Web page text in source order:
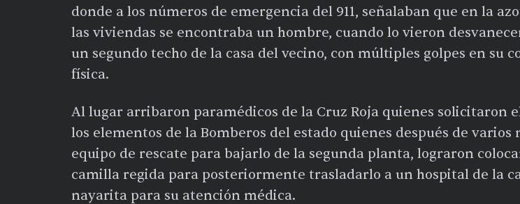
donde a los números de emergencia del 911, señalaban que en la
las viviendas se encontraba un hombre, cuando lo vieron
un segundo techo de la casa del vecino, con múltiples golpes en su
física.
Al lugar arribaron paramédicos de la Cruz Roja quienes solicitaron
los elementos de la Bomberos del estado quienes después de varios
equipo de rescate para bajarlo de la segunda planta, lograron
camilla regida para posteriormente trasladarlo a un hospital de la
nayarita para su atención médica.